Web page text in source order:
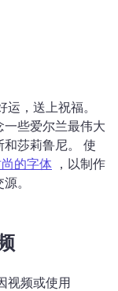
些爱尔兰最伟大
莎莉鲁尼。
的字体 ，以制作
。
视频或使用